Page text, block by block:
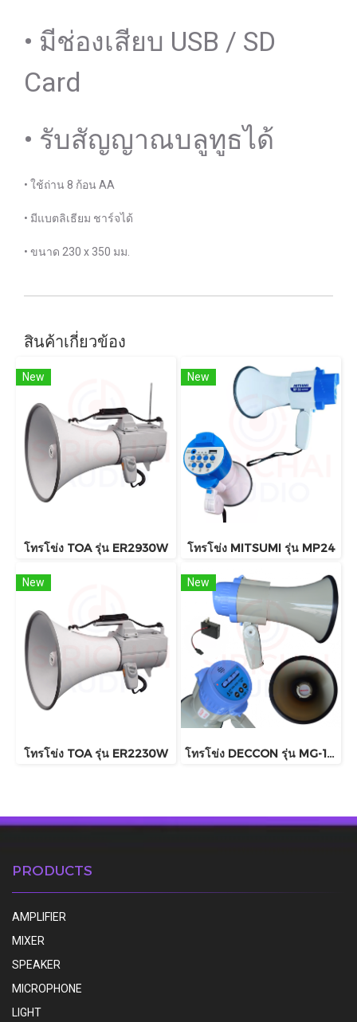
• มีช่องเสียบ USB / SD
Card
• รับสัญญาณบลูทูธได้
• ใช้ถ่าน 8 ก้อน AA
• มีแบตลิเธียม ชาร์จได้
• ขนาด 230 x 350 มม.
สินค้าเกี่ยวข้อง
New
โทรโข่ง TOA รุ่น ER2930W
New
โทรโข่ง MITSUMI รุ่น MP24
New
โทรโข่ง TOA รุ่น ER2230W
New
โทรโข่ง DECCON รุ่น MG-1002B
PRODUCTS
AMPLIFIER
MIXER
SPEAKER
MICROPHONE
LIGHT